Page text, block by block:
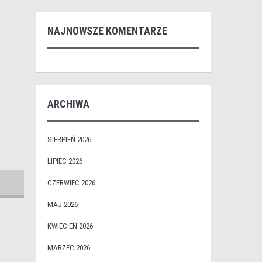
NAJNOWSZE KOMENTARZE
ARCHIWA
SIERPIEŃ 2026
LIPIEC 2026
CZERWIEC 2026
MAJ 2026
KWIECIEŃ 2026
MARZEC 2026